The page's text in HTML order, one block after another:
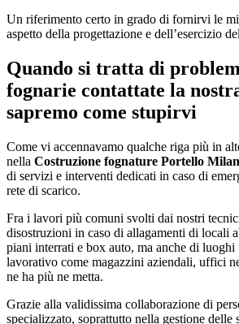
Un riferimento certo in grado di fornirvi le
aspetto della progettazione e dell’esercizio
Quando si tratta di
fognarie contattate la
sapremo come stupirvi
Come vi accennavamo qualche riga più in
nella Costruzione fognature Portello
di servizi e interventi dedicati in caso di
rete di scarico.
Fra i lavori più comuni svolti dai nostri
disostruzioni in caso di allagamenti di locali
piani interrati e box auto, ma anche di
lavorativo come magazzini aziendali, uffici
ne ha più ne metta.
Grazie alla validissima collaborazione di
specializzato, soprattutto nella gestione delle